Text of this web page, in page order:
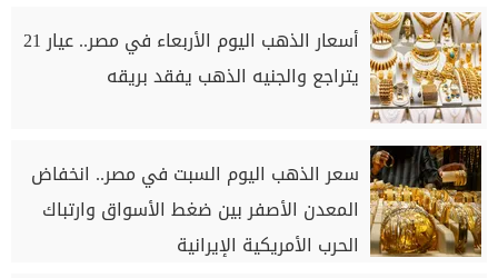
أسعار الذهب اليوم الأربعاء في مصر.. عيار 21
يتراجع والجنيه الذهب يفقد بريقه
سعر الذهب اليوم السبت في مصر.. انخفاض
المعدن الأصفر بين ضغط الأسواق وارتباك
الحرب الأمريكية الإيرانية